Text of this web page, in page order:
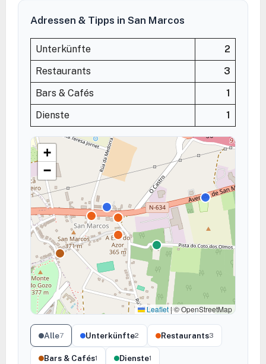
Adressen & Tipps in San Marcos
Unterkünfte
2
Restaurants
3
Bars & Cafés
1
Dienste
1
+
−
Leaflet|© OpenStreetMap
Alle7 Unterkünfte2 Restaurants3
Bars & Cafés1 Dienste1